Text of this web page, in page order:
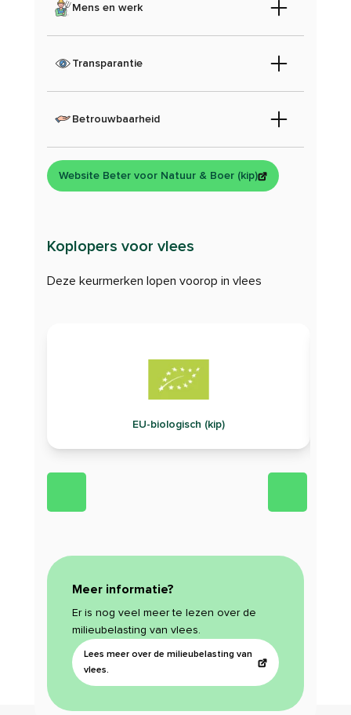
Mens en werk
Transparantie
Betrouwbaarheid
Website Beter voor Natuur & Boer (kip)
Koplopers voor vlees
Deze keurmerken lopen voorop in vlees
EU-biologisch (kip)
Meer informatie?
Er is nog veel meer te lezen over de
milieubelasting van vlees.
Lees meer over de milieubelasting van
vlees.